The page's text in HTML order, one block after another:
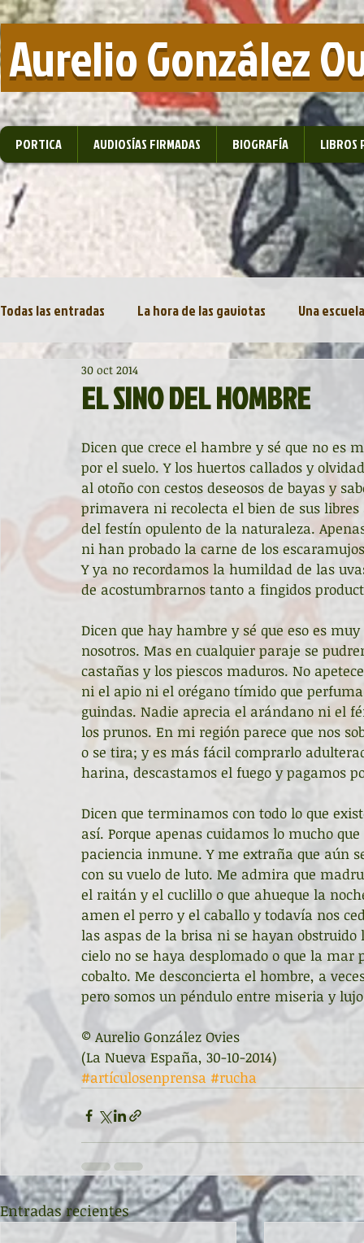
Aurelio González
PORTICA AUDIOSÍAS FIRMADAS BIOGRAFÍA LIBROS
Todas las entradas La hora de las gaviotas Una
Diccionario de mitos clásicos
Noche de Cumpleaños La rucha Asociación
Asturias Capital Mundial Poesía Fundación Princesa
Universidad de Oviedo Corrada de la Poesía Día
Día Mundial de la Poesía Galardones Recital
Entonces Vengo del norte Pequeños pasos
EL SINO DEL HOMBRE
30 oct 2014
Dicen que crece el hambre y sé que no
por el suelo. Y los huertos callados y
al otoño con cestos deseosos de bayas y
primavera ni recolecta el bien de sus
del festín opulento de la naturaleza.
ni han probado la carne de los
Y ya no recordamos la humildad de las
de acostumbrarnos tanto a fingidos
Dicen que hay hambre y sé que eso es
nosotros. Mas en cualquier paraje se
castañas y los piescos maduros. No
ni el apio ni el orégano tímido que
guindas. Nadie aprecia el arándano ni el
los prunos. En mi región parece que nos
o se tira; y es más fácil comprarlo
harina, descastamos el fuego y pagamos
Dicen que terminamos con todo lo que
así. Porque apenas cuidamos lo mucho
paciencia inmune. Y me extraña que aún
con su vuelo de luto. Me admira que
el raitán y el cuclillo o que ahueque la
amen el perro y el caballo y todavía nos
las aspas de la brisa ni se hayan
cielo no se haya desplomado o que la
cobalto. Me desconcierta el hombre, a
pero somos un péndulo entre miseria y
© Aurelio González Ovies
(La Nueva España, 30-10-2014)
#artículosenprensa #rucha
Entradas recientes